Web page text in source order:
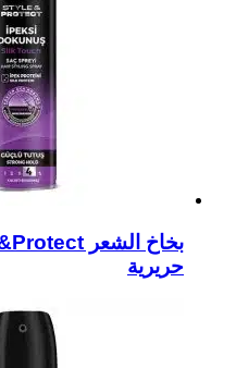
حريرية